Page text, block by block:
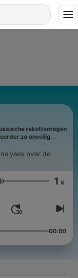
rakettenregen
zo onveilig
over de
Volume 1 x
00:00